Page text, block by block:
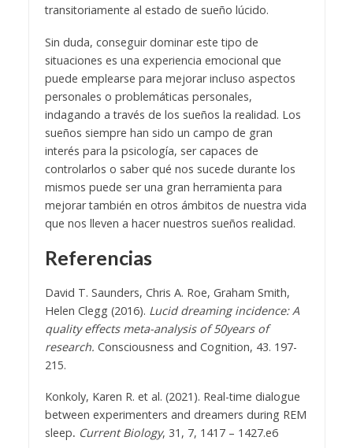
transitoriamente al estado de sueño lúcido.
Sin duda, conseguir dominar este tipo de
situaciones es una experiencia emocional que
puede emplearse para mejorar incluso aspectos
personales o problemáticas personales,
indagando a través de los sueños la realidad. Los
sueños siempre han sido un campo de gran
interés para la psicología, ser capaces de
controlarlos o saber qué nos sucede durante los
mismos puede ser una gran herramienta para
mejorar también en otros ámbitos de nuestra vida
que nos lleven a hacer nuestros sueños realidad.
Referencias
David T. Saunders, Chris A. Roe, Graham Smith,
Helen Clegg (2016). Lucid dreaming incidence: A
quality effects meta-analysis of 50years of
research. Consciousness and Cognition, 43. 197-
215.
Konkoly, Karen R. et al. (2021). Real-time dialogue
between experimenters and dreamers during REM
sleep. Current Biology, 31, 7, 1417 – 1427.e6